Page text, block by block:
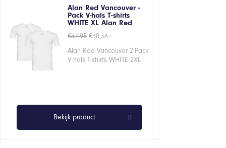
Alan Red Vancouver -
Pack V-hals T-shirts
WHITE XL Alan Red
€37,95 Oorspronkelijke
was:
€37,95.
€30,36Huidige
is:
€30,36.
Alan Red Vancouver 2-Pack
V-hals T-shirts WHITE 2XL
Bekijk product